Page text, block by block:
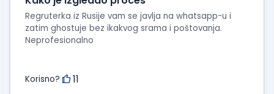
Regruterka iz Rusije vam se javlja na whatsapp-u i
zatim ghostuje bez ikakvog srama i poštovanja.
Neprofesionalno
Korisno? 11